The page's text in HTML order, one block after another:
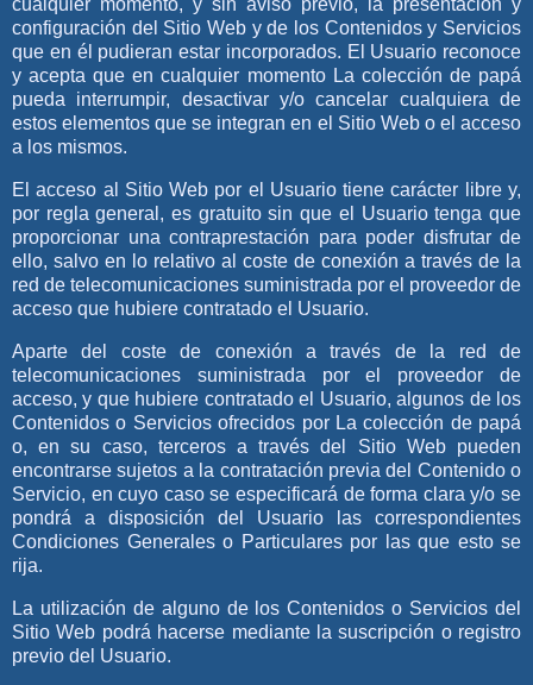
cualquier momento, y sin aviso previo, la presentación y
configuración del Sitio Web y de los Contenidos y Servicios
que en él pudieran estar incorporados. El Usuario reconoce
y acepta que en cualquier momento La colección de papá
pueda interrumpir, desactivar y/o cancelar cualquiera de
estos elementos que se integran en el Sitio Web o el acceso
a los mismos.
El acceso al Sitio Web por el Usuario tiene carácter libre y,
por regla general, es gratuito sin que el Usuario tenga que
proporcionar una contraprestación para poder disfrutar de
ello, salvo en lo relativo al coste de conexión a través de la
red de telecomunicaciones suministrada por el proveedor de
acceso que hubiere contratado el Usuario.
Aparte del coste de conexión a través de la red de
telecomunicaciones suministrada por el proveedor de
acceso, y que hubiere contratado el Usuario, algunos de los
Contenidos o Servicios ofrecidos por La colección de papá
o, en su caso, terceros a través del Sitio Web pueden
encontrarse sujetos a la contratación previa del Contenido o
Servicio, en cuyo caso se especificará de forma clara y/o se
pondrá a disposición del Usuario las correspondientes
Condiciones Generales o Particulares por las que esto se
rija.
La utilización de alguno de los Contenidos o Servicios del
Sitio Web podrá hacerse mediante la suscripción o registro
previo del Usuario.